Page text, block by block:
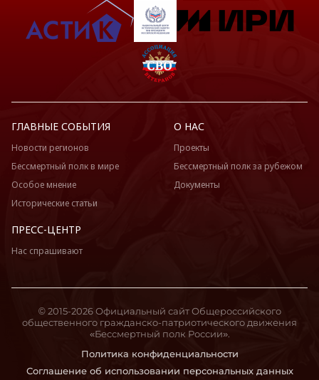
ГЛАВНЫЕ СОБЫТИЯ
Новости регионов
Бессмертный полк в мире
Особое мнение
Исторические статьи
О НАС
Проекты
Бессмертный полк за рубежом
Документы
ПРЕСС-ЦЕНТР
Нас спрашивают
Политика конфиденциальности
Соглашение об использовании персональных данных
© 2015-2026 Официальный сайт Общероссийского
общественного гражданско-патриотического движения
«Бессмертный полк России».